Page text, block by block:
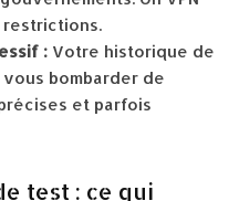
: Votre historique de
bombarder de
et parfois
test : ce qui